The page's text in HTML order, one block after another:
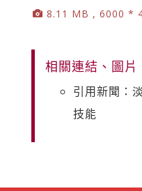
8.11 MB , 6000 *
相關連結、圖片
引用新聞：
技能